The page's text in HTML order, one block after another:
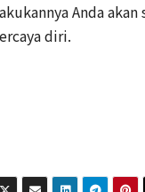
Anda akan
diri.